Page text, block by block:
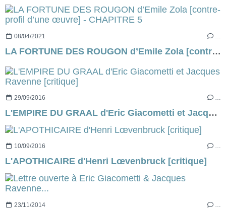
08/04/2021
LA FORTUNE DES ROUGON d’Emile Zola [contre-profil d’une œuvre] - CHAPITRE 5
29/09/2016 …
L'EMPIRE DU GRAAL d'Eric Giacometti et Jacques Ravenne [critique]
10/09/2016 …
L'APOTHICAIRE d'Henri Lœvenbruck [critique]
23/11/2014 …